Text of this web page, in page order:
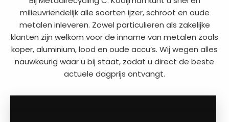
milieuvriendelijk alle soorten ijzer, schroot en oude
metalen inleveren. Zowel particulieren als zakelijke
klanten zijn welkom voor de inname van metalen zoals
koper, aluminium, lood en oude accu’s. Wij wegen alles
nauwkeurig waar u bij staat, zodat u direct de beste
actuele dagprijs ontvangt.